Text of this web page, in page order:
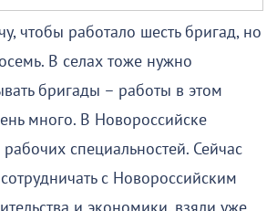
чтобы работало шесть бригад, но
В селах тоже нужно
бригады – работы в этом
много. В Новороссийске
специальностей. Сейчас
с Новороссийским